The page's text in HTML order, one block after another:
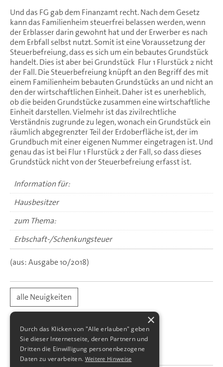
Und das FG gab dem Finanzamt recht. Nach dem Gesetz
kann das Familienheim steuerfrei belassen werden, wenn
der Erblasser darin gewohnt hat und der Erwerber es nach
dem Erbfall selbst nutzt. Somit ist eine Voraussetzung der
Steuerbefreiung, dass es sich um ein bebautes Grundstück
handelt. Dies ist aber bei Grundstück Flur 1 Flurstück 2 nicht
der Fall. Die Steuerbefreiung knüpft an den Begriff des mit
einem Familienheim bebauten Grundstücks an und nicht an
den der wirtschaftlichen Einheit. Daher ist es unerheblich,
ob die beiden Grundstücke zusammen eine wirtschaftliche
Einheit darstellen. Vielmehr ist das zivilrechtliche
Verständnis zugrunde zu legen, wonach ein Grundstück ein
räumlich abgegrenzter Teil der Erdoberfläche ist, der im
Grundbuch mit einer eigenen Nummer eingetragen ist. Und
genau das ist bei Flur 1 Flurstück 2 der Fall, so dass dieses
Grundstück nicht von der Steuerbefreiung erfasst ist.
Information für:
Hausbesitzer
zum Thema:
Erbschaft-/Schenkungsteuer
(aus: Ausgabe 10/2018)
alle Neuigkeiten
×
Durch das Klicken von "Alle erlauben" geben
Sie dieser Internetseite, deren Partnern und
Dritten die Einwilligung personenbezogene
Daten zu verarbeiten. Weitere Hinweise